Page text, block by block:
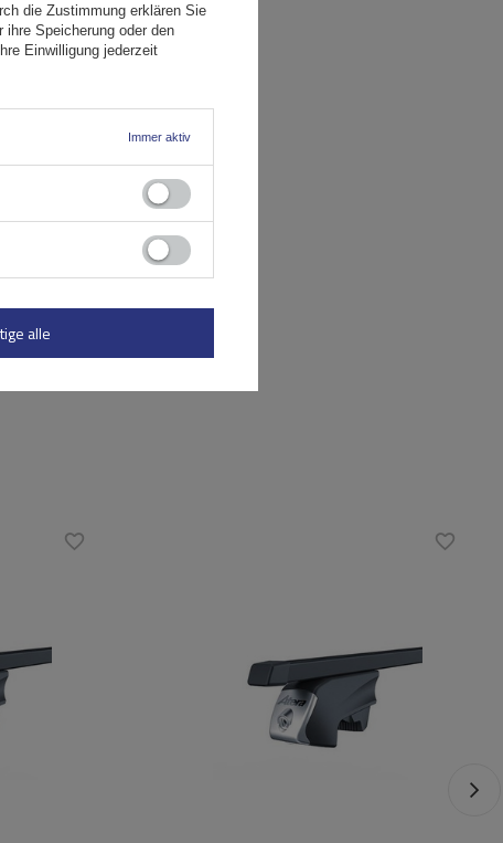
die Zustimmung erklären Sie
Speicherung oder den
Einwilligung jederzeit
Immer aktiv
alle